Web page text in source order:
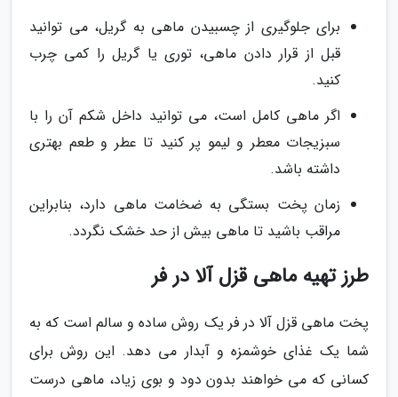
برای جلوگیری از چسبیدن ماهی به گریل، می توانید
قبل از قرار دادن ماهی، توری یا گریل را کمی چرب
کنید.
اگر ماهی کامل است، می توانید داخل شکم آن را با
سبزیجات معطر و لیمو پر کنید تا عطر و طعم بهتری
داشته باشد.
زمان پخت بستگی به ضخامت ماهی دارد، بنابراین
مراقب باشید تا ماهی بیش از حد خشک نگردد.
طرز تهیه ماهی قزل آلا در فر
پخت ماهی قزل آلا در فر یک روش ساده و سالم است که به
شما یک غذای خوشمزه و آبدار می دهد. این روش برای
کسانی که می خواهند بدون دود و بوی زیاد، ماهی درست